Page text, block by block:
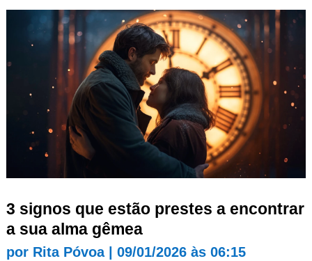
3 signos que estão prestes a encontrar
a sua alma gêmea
por Rita Póvoa| 09/01/2026 às 06:15